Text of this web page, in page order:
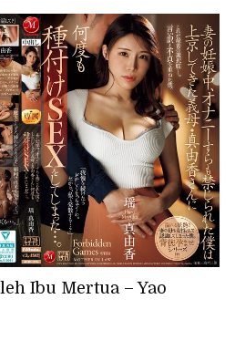
Ibu Mertua – Yao